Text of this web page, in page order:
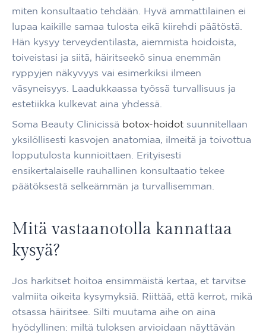
miten konsultaatio tehdään. Hyvä ammattilainen ei
lupaa kaikille samaa tulosta eikä kiirehdi päätöstä.
Hän kysyy terveydentilasta, aiemmista hoidoista,
toiveistasi ja siitä, häiritseekö sinua enemmän
ryppyjen näkyvyys vai esimerkiksi ilmeen
väsyneisyys. Laadukkaassa työssä turvallisuus ja
estetiikka kulkevat aina yhdessä.
Soma Beauty Clinicissä botox-hoidot suunnitellaan
yksilöllisesti kasvojen anatomiaa, ilmeitä ja toivottua
lopputulosta kunnioittaen. Erityisesti
ensikertalaiselle rauhallinen konsultaatio tekee
päätöksestä selkeämmän ja turvallisemman.
Mitä vastaanotolla kannattaa
kysyä?
Jos harkitset hoitoa ensimmäistä kertaa, et tarvitse
valmiita oikeita kysymyksiä. Riittää, että kerrot, mikä
otsassa häiritsee. Silti muutama aihe on aina
hyödyllinen: miltä tuloksen arvioidaan näyttävän